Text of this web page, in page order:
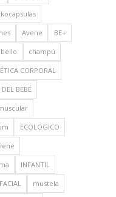
Avene BE+
champú
CORPORAL
BEBÉ
ECOLOGICO
INFANTIL
mustela